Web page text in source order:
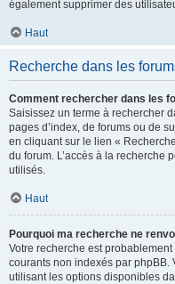
également supprimer des
Haut
Recherche dans les
Comment rechercher dans les
Saisissez un terme à rechercher
pages d’index, de forums ou de
en cliquant sur le lien «
du forum. L’accès à la recherche
utilisés.
Haut
Pourquoi ma recherche ne
Votre recherche est
courants non indexés par phpBB.
utilisant les options disponibles